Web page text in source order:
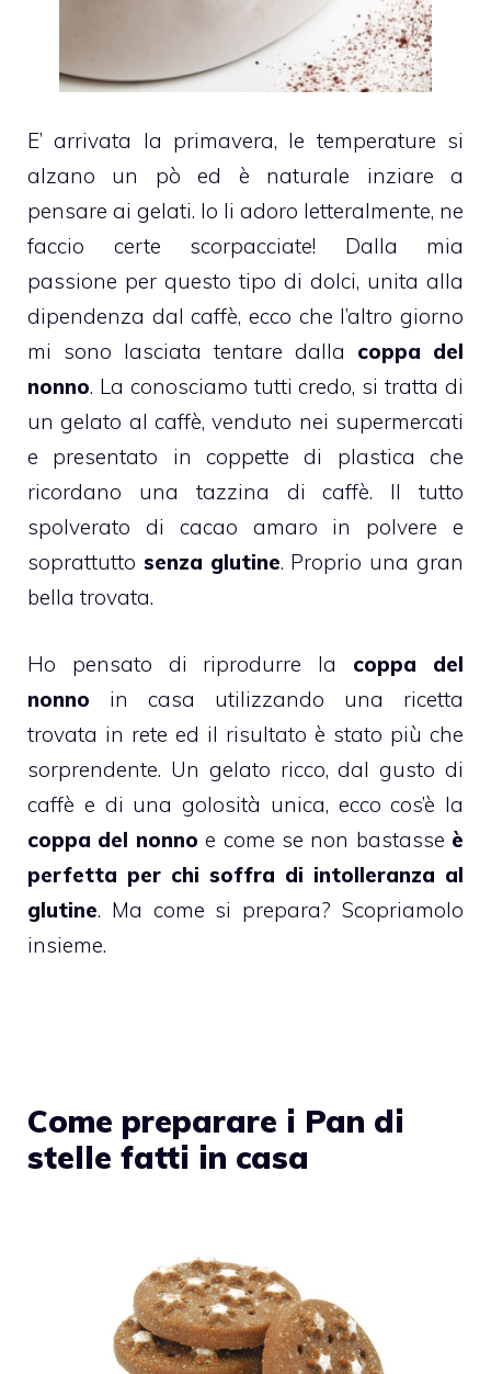
E’ arrivata la primavera, le temperature si
alzano un pò ed è naturale inziare a
pensare ai gelati. Io li adoro letteralmente, ne
faccio certe scorpacciate! Dalla mia
passione per questo tipo di dolci, unita alla
dipendenza dal caffè, ecco che l’altro giorno
mi sono lasciata tentare dalla coppa del
nonno. La conosciamo tutti credo, si tratta di
ungelato alcaffè, venduto nei supermercati
e presentato in coppette di plastica che
ricordano una tazzina di caffè.
Il tutto
spolverato di cacao amaro in polvere e
soprattutto senza glutine. Proprio una gran
bella trovata.
Ho pensato di riprodurre la coppa del
nonno in casa utilizzando una ricetta
trovata in rete ed il risultato è stato più che
sorprendente. Un gelato ricco, dal gusto di
caffè e di una golosità unica, ecco cos’è la
coppa del nonno e come se non bastasse è
perfetta per chi soffra di intolleranza al
glutine. Ma come si prepara? Scopriamolo
insieme.
Come preparare i Pan di
stelle fatti in casa